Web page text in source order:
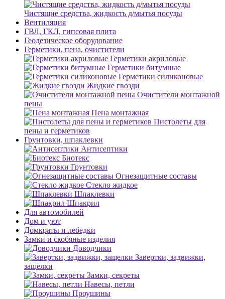
Чистящие средства, жидкость д/мытья посуды
Вентиляция
ГВЛ, ГКЛ, гипсовая плита
Геодезическое оборудование
Герметики, пена, очистители
Герметики акриловые
Герметики битумные
Герметики силиконовые
Жидкие гвозди
Очистители монтажной
пены
Пена монтажная
Пистолеты для
пены и герметиков
Грунтовки, шпаклевки
Антисептики
Биотекс
Грунтовки
Огнезащитные составы
Стекло жидкое
Шпаклевки
Шпакрил
Для автомобилей
Дом и уют
Домкраты и лебедки
Замки и скобяные изделия
Доводчики
Завертки, задвижки,
защелки
Замки, секреты
Навесы, петли
Проушины